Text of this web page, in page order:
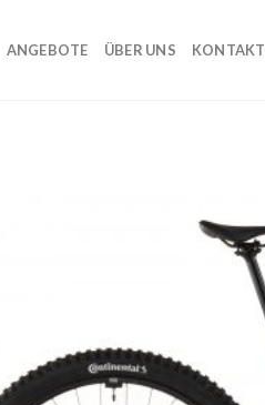
ANGEBOTE ÜBER UNS KONTAKT